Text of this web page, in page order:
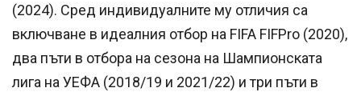
(2024). Сред индивидуалните му отличия са
включване в идеалния отбор на FIFA FIFPro (2020),
два пъти в отбора на сезона на Шампионската
лига на УЕФА (2018/19 и 2021/22) и три пъти в